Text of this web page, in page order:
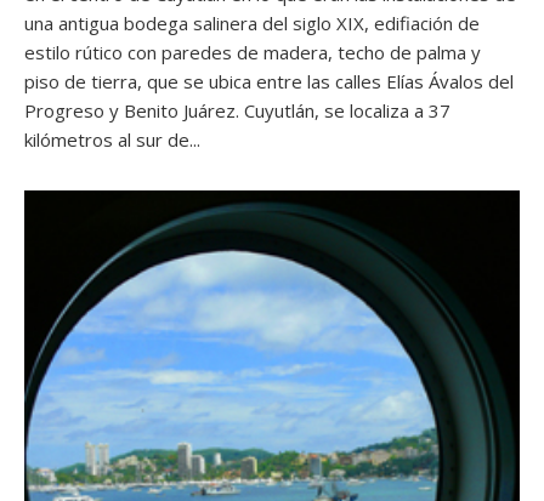
una antigua bodega salinera del siglo XIX, edifiación de
estilo rútico con paredes de madera, techo de palma y
piso de tierra, que se ubica entre las calles Elías Ávalos del
Progreso y Benito Juárez. Cuyutlán, se localiza a 37
kilómetros al sur de...